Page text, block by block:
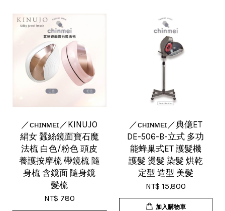
／ᴄʜɪɴᴍᴇɪ／KINUJO
絹女 蠶絲鏡面寶石魔
法梳 白色/粉色 頭皮
養護按摩梳 帶鏡梳 隨
身梳 含鏡面 隨身鏡
髮梳
NT$ 780
／ᴄʜɪɴᴍᴇɪ／典億ET
DE-506-B-立式 多功
能蜂巢式ET 護髮機
護髮 燙髮 染髮 烘乾
定型 造型 美髮
NT$ 15,800
加入購物車